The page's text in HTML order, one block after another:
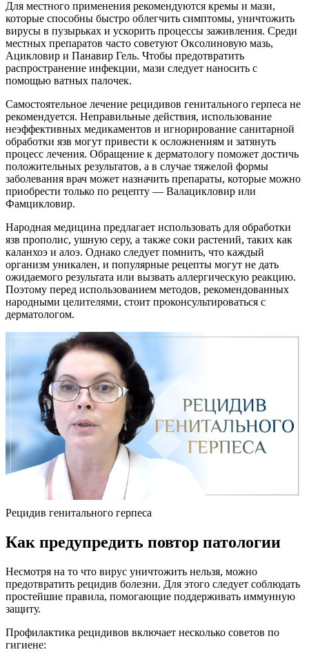
Для местного применения рекомендуются кремы и мази,
которые способны быстро облегчить симптомы, уничтожить
вирусы в пузырьках и ускорить процессы заживления. Среди
местных препаратов часто советуют Оксолиновую мазь,
Ацикловир и Панавир Гель. Чтобы предотвратить
распространение инфекции, мази следует наносить с
помощью ватных палочек.
Самостоятельное лечение рецидивов генитального герпеса не
рекомендуется. Неправильные действия, использование
неэффективных медикаментов и игнорирование санитарной
обработки язв могут привести к осложнениям и затянуть
процесс лечения. Обращение к дерматологу поможет достичь
положительных результатов, а в случае тяжелой формы
заболевания врач может назначить препараты, которые можно
приобрести только по рецепту — Валацикловир или
Фамцикловир.
Народная медицина предлагает использовать для обработки
язв прополис, ушную серу, а также соки растений, таких как
каланхоэ и алоэ. Однако следует помнить, что каждый
организм уникален, и популярные рецепты могут не дать
ожидаемого результата или вызвать аллергическую реакцию.
Поэтому перед использованием методов, рекомендованных
народными целителями, стоит проконсультироваться с
дерматологом.
Рецидив генитального герпеса
Как предупредить повтор патологии
Несмотря на то что вирус уничтожить нельзя, можно
предотвратить рецидив болезни. Для этого следует соблюдать
простейшие правила, помогающие поддерживать иммунную
защиту.
Профилактика рецидивов включает несколько советов по
гигиене: